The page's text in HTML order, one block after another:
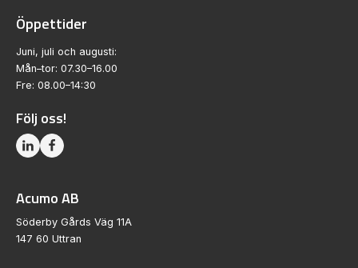
Öppettider
Juni, juli och augusti:
Mån–tor: 07.30–16.00
Fre: 08.00–14:30
Följ oss!
Acumo AB
Söderby Gårds Väg 11A
147 60 Uttran